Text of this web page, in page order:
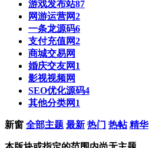
游戏发布站87
网游运营网2
一条龙源码6
支付充值网2
商城交易网
婚庆交友网1
影视视频网
SEO优化源码4
其他分类网1
新窗 全部主题 最新 热门 热帖 精华